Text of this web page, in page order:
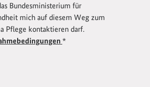
Bundesministerium für
mich auf diesem Weg zum
Pflege kontaktieren darf.
*